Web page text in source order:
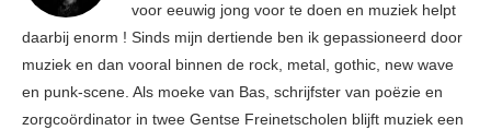
voor eeuwig jong voor te doen en muziek helpt
daarbij enorm ! Sinds mijn dertiende ben ik gepassioneerd door
muziek en dan vooral binnen de rock, metal, gothic, new wave
en punk-scene. Als moeke van Bas, schrijfster van poëzie en
zorgcoördinator in twee Gentse Freinetscholen blijft muziek een